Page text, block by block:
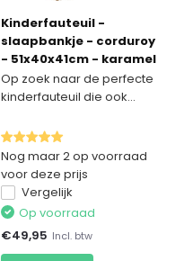
Kinderfauteuil -
slaapbankje - corduroy
- 51x40x41cm - karamel
Op zoek naar de perfecte
kinderfauteuil die ook...
Nog maar 2 op voorraad
voor deze prijs
Vergelijk
Op voorraad
€49,95 Incl. btw